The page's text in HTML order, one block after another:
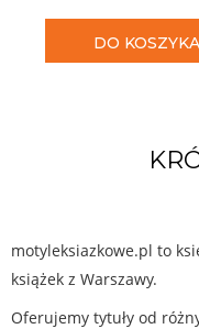
DO KOSZYKA
motyleksiazkowe.pl to
książek z Warszawy.
Oferujemy tytuły od